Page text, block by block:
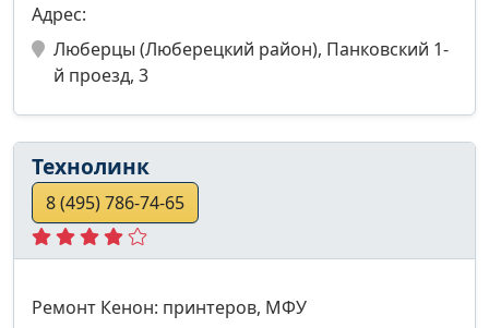
Адрес:
Люберцы (Люберецкий район), Панковский 1-
й проезд, 3
Технолинк
8 (495) 786-74-65
Ремонт Кенон: принтеров, МФУ